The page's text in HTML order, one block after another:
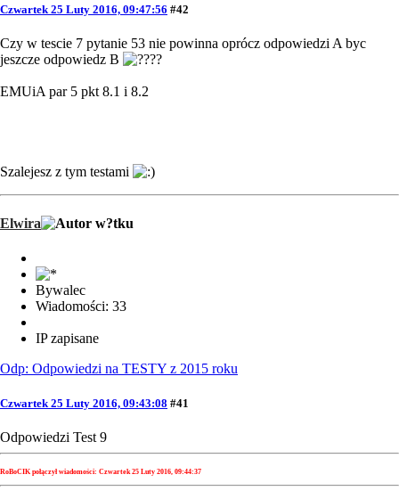
Czwartek 25 Luty 2016, 09:47:56 #42
Czy w tescie 7 pytanie 53 nie powinna oprócz odpowiedzi A byc
jeszcze odpowiedz B
?
EMUiA par 5 pkt 8.1 i 8.2
Szalejesz z tym testami
Elwira
Bywalec
Wiadomości: 33
IP zapisane
Odp: Odpowiedzi na TESTY z 2015 roku
Czwartek 25 Luty 2016, 09:43:08 #41
Odpowiedzi Test 9
RoBoCIK połączył wiadomości: Czwartek 25 Luty 2016, 09:44:37